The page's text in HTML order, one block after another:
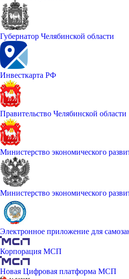
Губернатор Челябинской области
Инвесткарта РФ
Правительство Челябинской области
Министерство экономического
Министерство экономического
Электронное приложение для
Корпорация МСП
Новая Цифровая платформа МСП